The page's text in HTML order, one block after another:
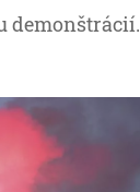
demonštrácií.